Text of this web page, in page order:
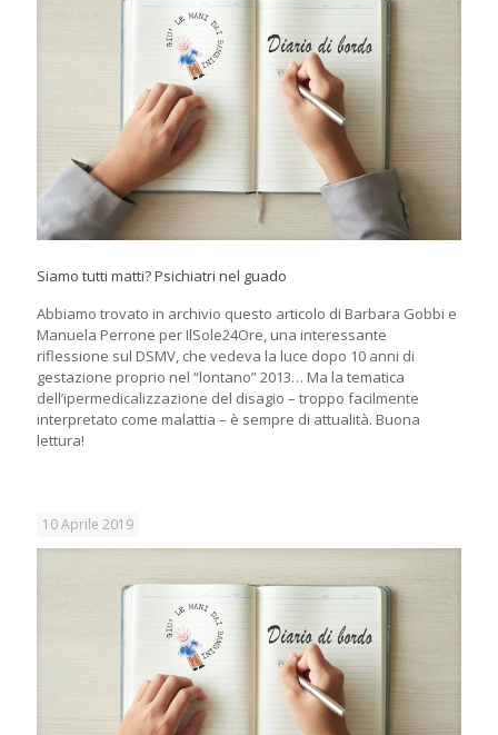
Siamo tutti matti? Psichiatri nel guado
Abbiamo trovato in archivio questo articolo di Barbara Gobbi e
Manuela Perrone per IlSole24Ore, una interessante
riflessione sul DSMV, che vedeva la luce dopo 10 anni di
gestazione proprio nel “lontano” 2013… Ma la tematica
dell’ipermedicalizzazione del disagio – troppo facilmente
interpretato come malattia – è sempre di attualità. Buona
lettura!
10 Aprile 2019